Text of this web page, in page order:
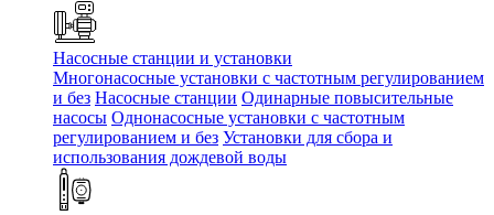
Насосные станции и установки
Многонасосные установки с частотным регулированием
и без Насосные станции Одинарные повысительные
насосы Однонасосные установки с частотным
регулированием и без Установки для сбора и
использования дождевой воды